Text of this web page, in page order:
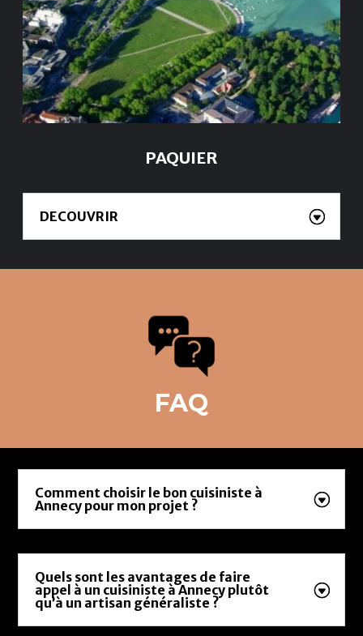
PAQUIER
DECOUVRIR
FAQ
Comment choisir le bon cuisiniste à
Annecy pour mon projet ?
Quels sont les avantages de faire
appel à un cuisiniste à Annecy plutôt
qu’à un artisan généraliste ?